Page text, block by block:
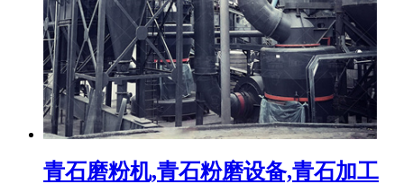
青石磨粉机,青石粉磨设备,青石加工